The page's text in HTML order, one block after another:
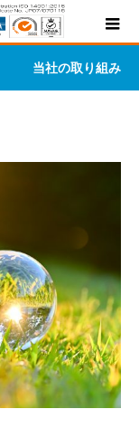
当社の取り組み